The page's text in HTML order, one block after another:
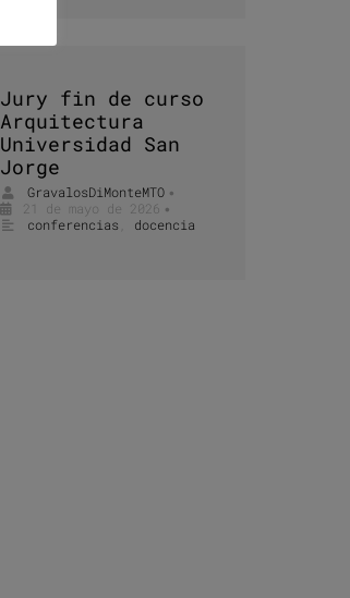
Jury fin de curso
Arquitectura
Universidad San
Jorge
GravalosDiMonteMTO •
21 de mayo de 2026 •
conferencias docencia